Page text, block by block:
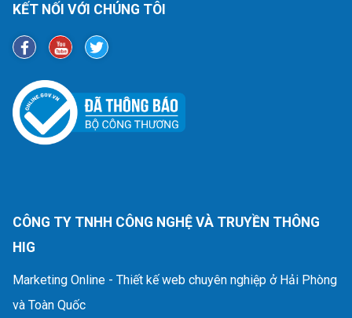
KẾT NỐI VỚI CHÚNG TÔI
CÔNG TY TNHH CÔNG NGHỆ VÀ TRUYỀN THÔNG
HIG
Marketing Online - Thiết kế web chuyên nghiệp ở Hải Phòng
và Toàn Quốc